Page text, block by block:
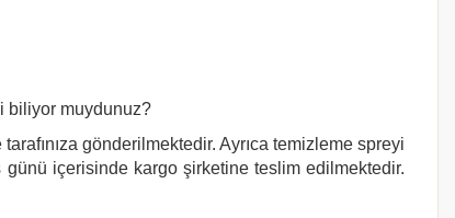
biliyor muydunuz?
gönderilmektedir. Ayrıca temizleme spreyi
içerisinde kargo şirketine teslim edilmektedir.